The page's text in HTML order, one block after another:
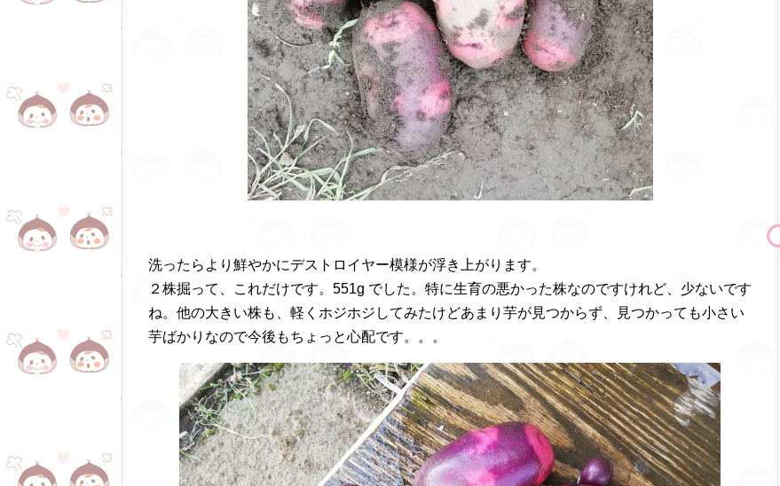
洗ったらより鮮やかにデストロイヤー模様が浮き上がります。
２株掘って、これだけです。551g でした。特に生育の悪かった株なのですけれど、少ないです
ね。他の大きい株も、軽くホジホジしてみたけどあまり芋が見つからず、見つかっても小さい
芋ばかりなので今後もちょっと心配です。。。